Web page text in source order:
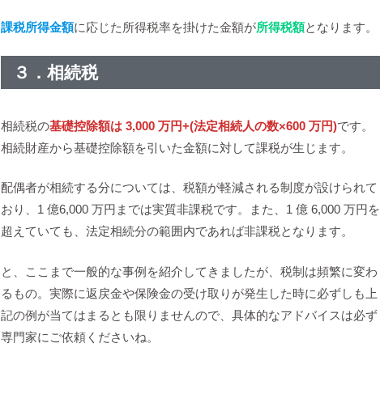
課税所得金額に応じた所得税率を掛けた金額が所得税額となります。
３．相続税
相続税の基礎控除額は 3,000 万円+(法定相続人の数×600 万円)です。
相続財産から基礎控除額を引いた金額に対して課税が生じます。
配偶者が相続する分については、税額が軽減される制度が設けられて
おり、1 億6,000 万円までは実質非課税です。また、1 億 6,000 万円を
超えていても、法定相続分の範囲内であれば非課税となります。
と、ここまで一般的な事例を紹介してきましたが、税制は頻繁に変わ
るもの。実際に返戻金や保険金の受け取りが発生した時に必ずしも上
記の例が当てはまるとも限りませんので、具体的なアドバイスは必ず
専門家にご依頼くださいね。